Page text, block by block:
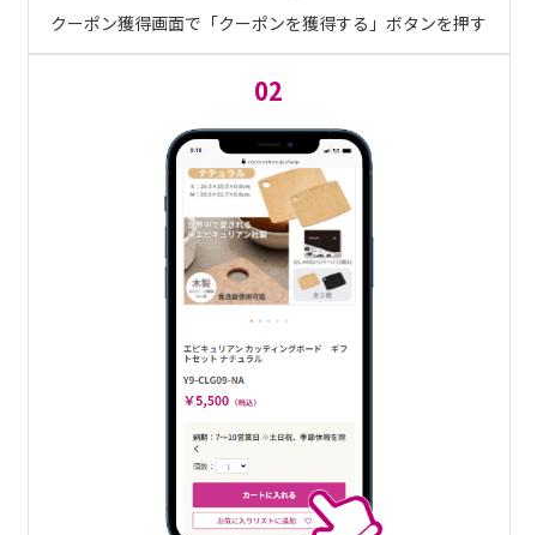
クーポン獲得画面で「クーポンを獲得する」ボタンを押す
02